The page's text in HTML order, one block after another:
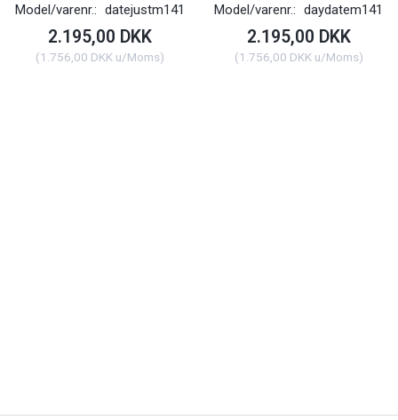
Model/varenr.: datejustm141
2.195,00 DKK
(1.756,00 DKK u/Moms)
Model/varenr.: daydatem141
2.195,00 DKK
(1.756,00 DKK u/Moms)